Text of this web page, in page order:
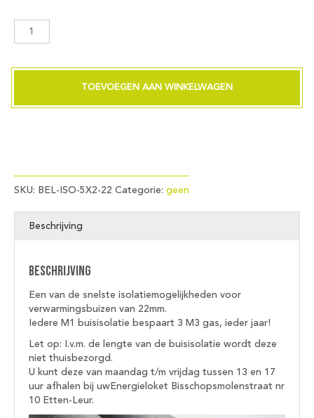
5x2M
zelklevend
TOEVOEGEN AAN WINKELWAGEN
SKU: BEL-ISO-5X2-22 Categorie: geen
Beschrijving
Beschrijving
Een van de snelste isolatiemogelijkheden voor
verwarmingsbuizen van 22mm.
Iedere M1 buisisolatie bespaart 3 M3 gas, ieder jaar!
Let op: I.v.m. de lengte van de buisisolatie wordt deze
niet thuisbezorgd.
U kunt deze van maandag t/m vrijdag tussen 13 en 17
uur afhalen bij uwEnergieloket Bisschopsmolenstraat nr
10 Etten-Leur.